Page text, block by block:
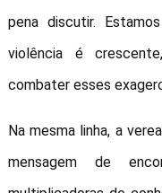
pena discutir.
violência é
combater esses
Na mesma linha, a
mensagem de